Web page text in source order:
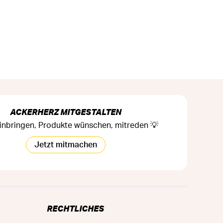
ACKERHERZ MITGESTALTEN
Produkte wünschen, mitreden 💡
Jetzt mitmachen
RECHTLICHES